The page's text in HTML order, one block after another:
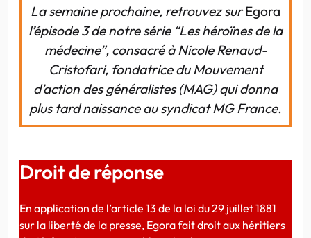
La semaine prochaine, retrouvez surEgora
l’épisode 3 de notre série “Les héroïnes de la
médecine”, consacré à Nicole Renaud-
Cristofari, fondatrice du Mouvement
d’action des généralistes (MAG) qui donna
plus tard naissance au syndicat MG France.
Droit de réponse
En application de l’article 13 de la loi du 29 juillet 1881
sur la liberté de la presse, Egora fait droit aux héritiers